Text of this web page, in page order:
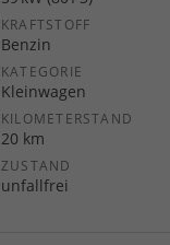
KRAFTSTOFF
Benzin
KATEGORIE
Kleinwagen
KILOMETERSTAND
20 km
ZUSTAND
unfallfrei